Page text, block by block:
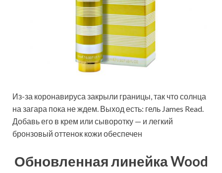
Из-за коронавируса закрыли границы, так что солнца
на загара пока не ждем. Выход есть: гель James Read.
Добавь его в крем или сыворотку — и легкий
бронзовый оттенок кожи обеспечен
Обновленная линейка Wood